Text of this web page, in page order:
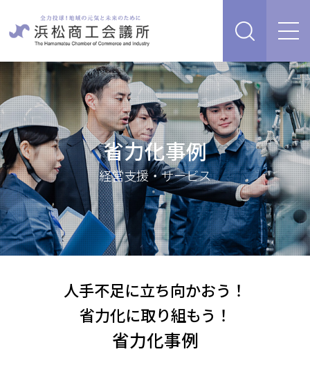
販路を開拓したい、新商品・サービス・技術を開発し
たい
人脈・ネットワークを広げたい
経営について相談したい（経営安定、専門家相談な
ど）
創業、事業承継について相談したい
資金を調達したい
補助金を活用したい
情報収集したい、自社PRをしたい
求職・採用・人材育成をしたい、セミナーで学びたい
原産地証明など証明を取得したい
経営支援・サービス
検定試験
セミナー・イベント情報
浜松商工会議所について
入会案内 申請書類
相談予約
省力化事例
経営支援・サービス
人手不足に立ち向かおう！
省力化に取り組もう！
省力化事例